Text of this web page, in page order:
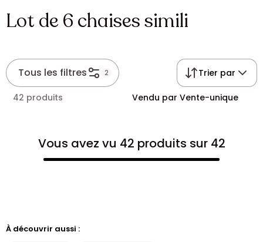
Lot de 6 chaises simili
Tous les filtres 2 Trier par
42 produits Vendu par Vente-unique
Vous avez vu 42 produits sur 42
À découvrir aussi :